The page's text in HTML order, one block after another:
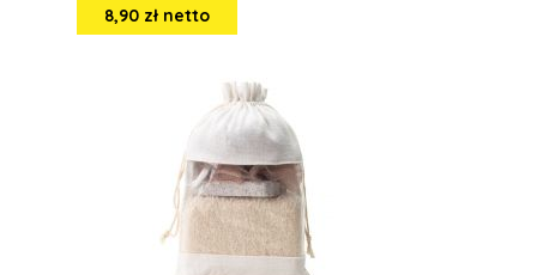
8,90 zł netto